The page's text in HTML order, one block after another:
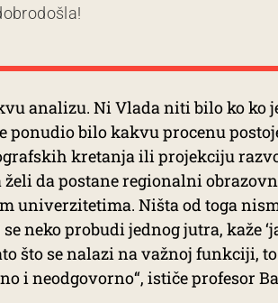
analizu. Ni Vlada niti bilo ko ko
ponudio bilo kakvu procenu
kretanja ili projekciju
da postane regionalni
univerzitetima. Ništa od toga
neko probudi jednog jutra, kaže
što se nalazi na važnoj funkciji,
i neodgovorno“, ističe profesor